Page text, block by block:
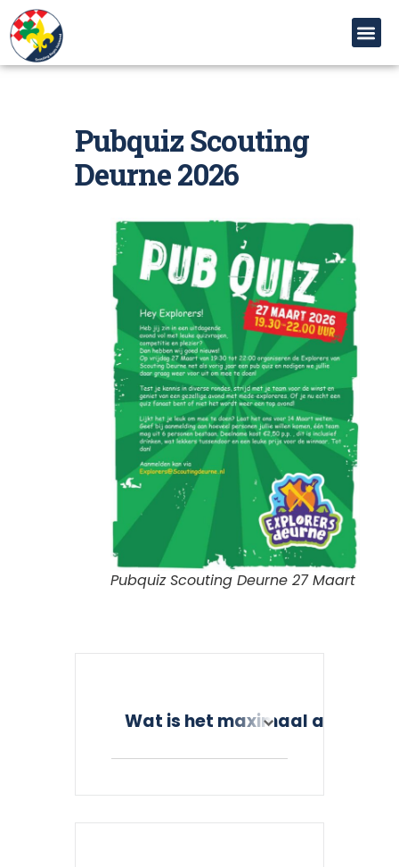
Pubquiz Scouting
Deurne 2026
Pubquiz Scouting Deurne 27 Maart
Wat is het maximaal aantal
Maximaal 6 personen